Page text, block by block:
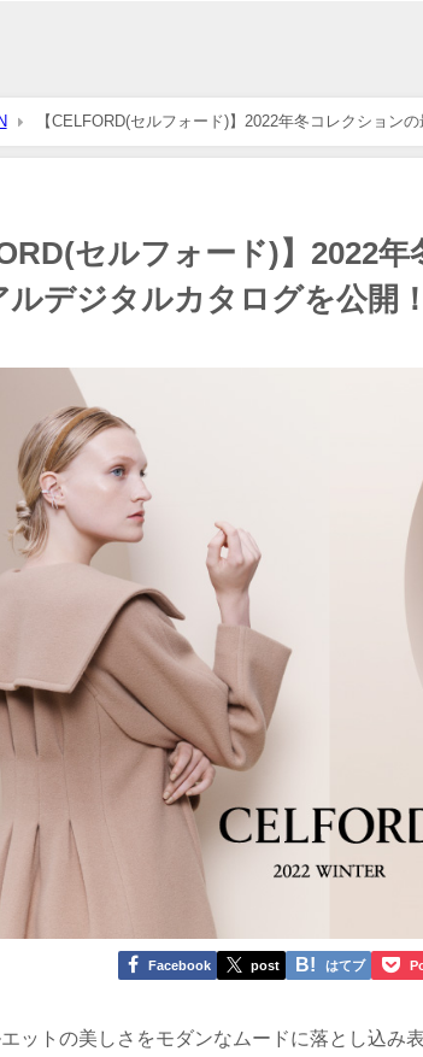
【CELFORD(セルフォード)】2022年冬コレクション
セルフォード)】2022
ルデジタルカタログを公開！
Facebook post はてブ
ットの美しさをモダンなムードに落とし込み